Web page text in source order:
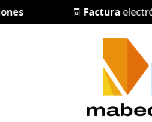
Facturaelectrónica